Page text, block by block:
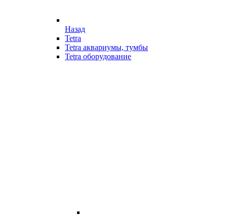
Назад
Tetra
Tetra аквариумы, тумбы
Tetra оборудование